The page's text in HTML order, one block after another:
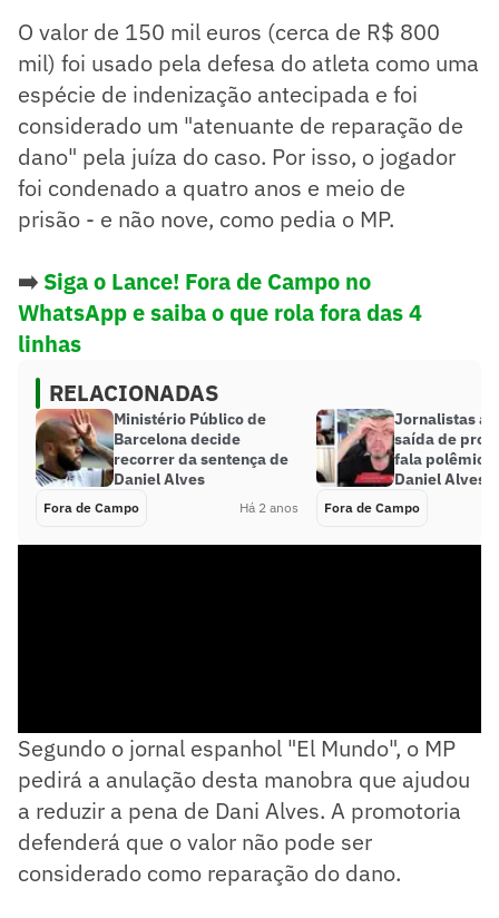
O valor de 150 mil euros (cerca de R$ 800
mil) foi usado pela defesa do atleta como uma
espécie de indenização antecipada e foi
considerado um "atenuante de reparação de
dano" pela juíza do caso. Por isso, o jogador
foi condenado a quatro anos e meio de
prisão - e não nove, como pedia o MP.
➡️ Siga o Lance! Fora de Campo no
WhatsApp e saiba o que rola fora das 4
linhas
RELACIONADAS
Ministério Público de
Barcelona decide
recorrer da sentença de
Daniel Alves
Fora de Campo Há 2 anos
Jornalistas
saída de
fala polêmica
Daniel Alves
Fora de Campo
Segundo o jornal espanhol "El Mundo", o MP
pedirá a anulação desta manobra que ajudou
a reduzir a pena de Dani Alves. A promotoria
defenderá que o valor não pode ser
considerado como reparação do dano.